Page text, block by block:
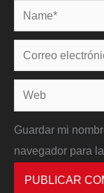
Name*
Correo
electrónico*
Web
Guardar mi
navegador para